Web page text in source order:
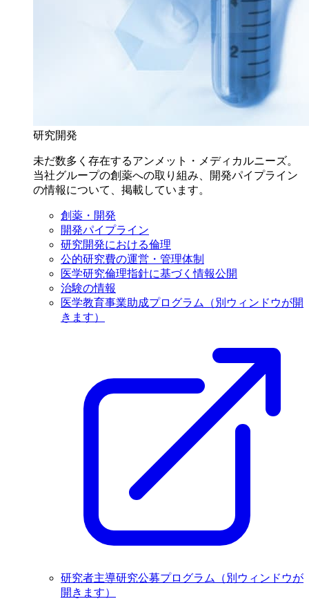
研究開発
未だ数多く存在するアンメット・メディカルニーズ。
当社グループの創薬への取り組み、開発パイプライン
の情報について、掲載しています。
創薬・開発
開発パイプライン
研究開発における倫理
公的研究費の運営・管理体制
医学研究倫理指針に基づく情報公開
治験の情報
医学教育事業助成プログラム
（別ウィンドウが開
きます）
研究者主導研究公募プログラム
（別ウィンドウが
開きます）